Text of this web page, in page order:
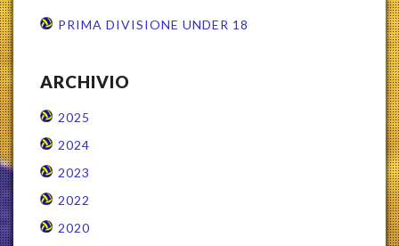
PRIMA DIVISIONE UNDER 18
ARCHIVIO
2025
2024
2023
2022
2020